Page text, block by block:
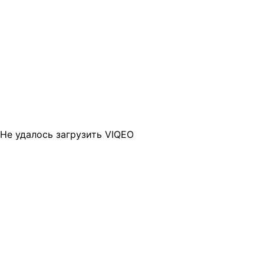
Не удалось загрузить VIQEO